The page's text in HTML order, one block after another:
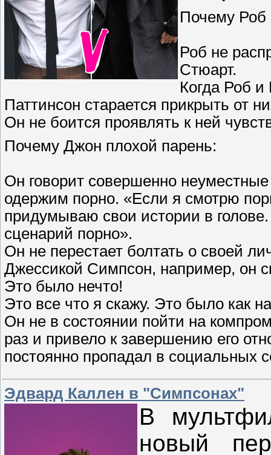
Почему Роб
Роб не
Стюарт.
Когда Роб и
Паттинсон старается прикрыть от
Он не боится проявлять к ней
Почему Джон плохой парень:
Он говорит совершенно
одержим порно. «Если я смотрю
придумываю свои истории в
сценарий порно».
Он не перестает болтать о своей
Джессикой Симпсон, например, он
Это было нечто!
Это все что я скажу. Это было как
Он не в состоянии пойти на
раз и привело к завершению его
постоянно пропадал в социальных
Эдвард Каллен в "Симпсонах"
В
новый